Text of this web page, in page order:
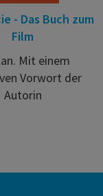
- Das Buch zum
Film
Mit einem
Vorwort der
Autorin